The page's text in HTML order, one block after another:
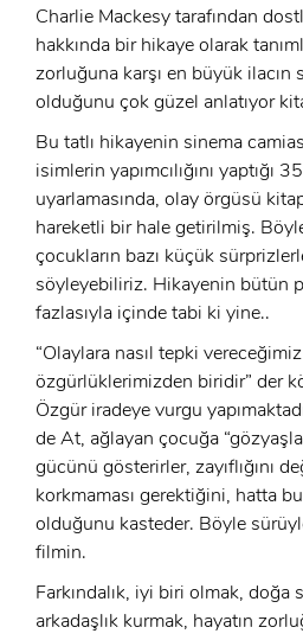
GIRIŞ
E-Posta:
Şifre:
Beni Hatırla
GIRIŞ
ÜYE
Ad Soyad:
E-Posta:
Şifre:
ÜYE OL
GIRIŞ
Charlie Mackesy tarafından
hakkında bir hikaye olarak
zorluğuna karşı en büyük ilacın
olduğunu çok güzel anlatıyor
Bu tatlı hikayenin sinema
isimlerin yapımcılığını yaptığı
uyarlamasında, olay örgüsü
hareketli bir hale getirilmiş.
çocukların bazı küçük
söyleyebiliriz. Hikayenin bütün
fazlasıyla içinde tabi ki yine..
“Olaylara nasıl tepki
özgürlüklerimizden biridir” der
Özgür iradeye vurgu
de At, ağlayan çocuğa
gücünü gösterirler, zayıflığını
korkmaması gerektiğini, hatta
olduğunu kasteder. Böyle
filmin.
Farkındalık, iyi biri olmak, doğa
arkadaşlık kurmak, hayatın